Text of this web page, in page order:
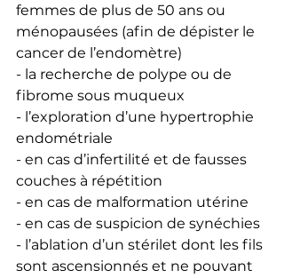
femmes de plus de 50 ans ou
ménopausées (afin de dépister le
cancer de l’endomètre)
- la recherche de polype ou de
fibrome sous muqueux
- l’exploration d’une hypertrophie
endométriale
- en cas d’infertilité et de fausses
couches à répétition
- en cas de malformation utérine
- en cas de suspicion de synéchies
- l’ablation d’un stérilet dont les fils
sont ascensionnés et ne pouvant